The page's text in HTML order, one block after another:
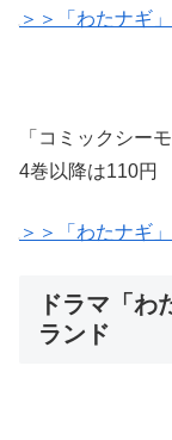
＞＞「わたナギ
「コミックシー
4巻以降は110円
＞＞「わたナギ
ドラマ「
ランド